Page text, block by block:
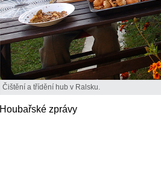
Čištění a třídění hub v Ralsku.
Houbařské zprávy